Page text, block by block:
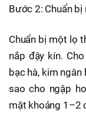
Bước 2: Chuẩn bị
Chuẩn bị một lọ
nắp đậy kín.
bạc hà, kim ngân
sao cho ngập
mặt khoảng 1–2